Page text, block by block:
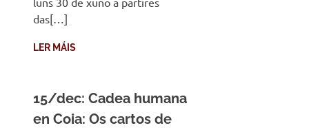
das[…]
LER MÁIS
15/dec: Cadea humana
en Coia: Os cartos de